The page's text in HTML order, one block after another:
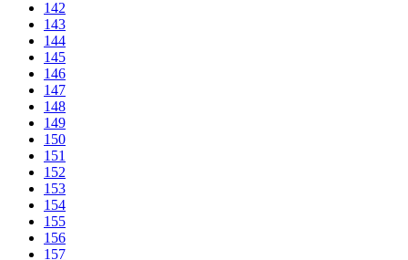
142
143
144
145
146
147
148
149
150
151
152
153
154
155
156
157